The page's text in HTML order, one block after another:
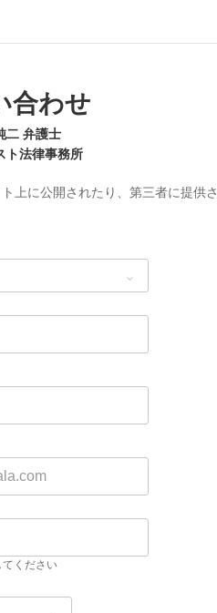
合わせ
二 弁護士
ト法律事務所
上に公開されたり、第三者に提供
ください